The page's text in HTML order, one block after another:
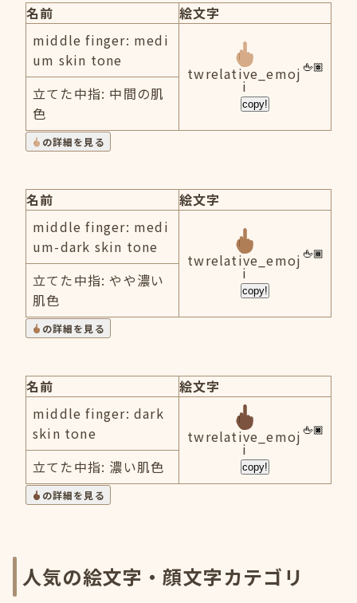
名前
絵文字
middle finger: medi
um skin tone
twrelative_emoj
i
copy!
立てた中指: 中間の肌
色
の詳細を見る
名前
絵文字
middle finger: medi
um-dark skin tone
twrelative_emoj
i
copy!
立てた中指: やや濃い
肌色
の詳細を見る
名前
絵文字
middle finger: dark
skin tone
twrelative_emoj
i
copy!
立てた中指: 濃い肌色
の詳細を見る
人気の絵文字・顔文字カテゴリ